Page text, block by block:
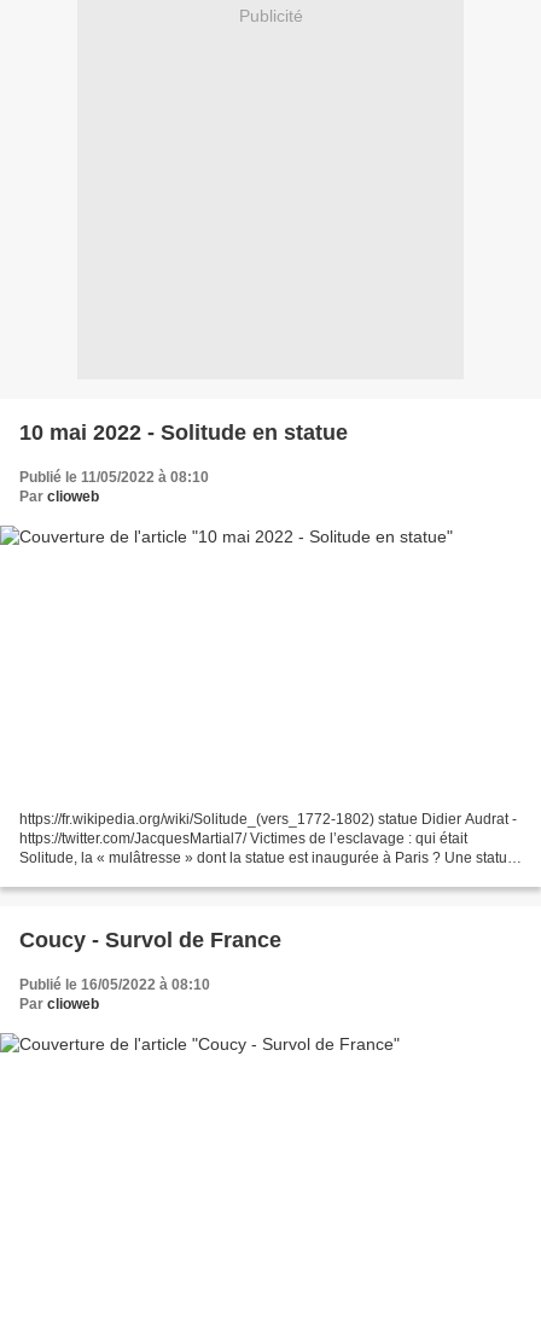
Publicité
10 mai 2022 - Solitude en statue
Publié le 11/05/2022 à 08:10
Par clioweb
https://fr.wikipedia.org/wiki/Solitude_(vers_1772-1802) statue Didier Audrat -
https://twitter.com/JacquesMartial7/ Victimes de l’esclavage : qui était
Solitude, la « mulâtresse » dont la statue est inaugurée à Paris ? Une statue
Coucy - Survol de France
Publié le 16/05/2022 à 08:10
Par clioweb